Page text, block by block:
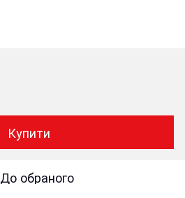
Купити
До обраного